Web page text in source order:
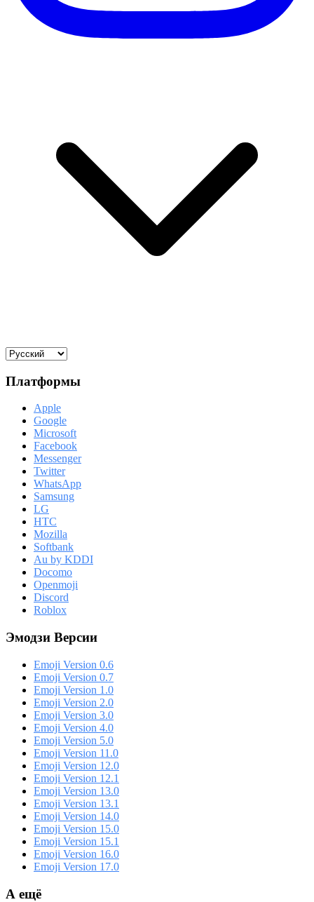
Платформы
Apple
Google
Microsoft
Facebook
Messenger
Twitter
WhatsApp
Samsung
LG
HTC
Mozilla
Softbank
Au by KDDI
Docomo
Openmoji
Discord
Roblox
Эмодзи Версии
Emoji Version 0.6
Emoji Version 0.7
Emoji Version 1.0
Emoji Version 2.0
Emoji Version 3.0
Emoji Version 4.0
Emoji Version 5.0
Emoji Version 11.0
Emoji Version 12.0
Emoji Version 12.1
Emoji Version 13.0
Emoji Version 13.1
Emoji Version 14.0
Emoji Version 15.0
Emoji Version 15.1
Emoji Version 16.0
Emoji Version 17.0
А ещё